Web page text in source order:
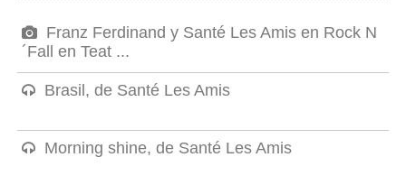
Franz Ferdinand y Santé Les Amis en Rock N
´Fall en Teat ...
Brasil, de Santé Les Amis
Morning shine, de Santé Les Amis